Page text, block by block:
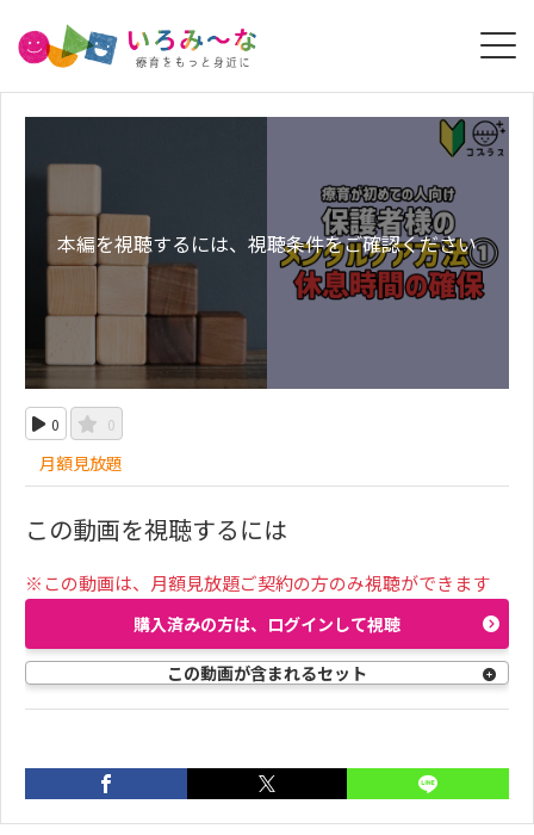
本編を視聴するには、視聴条件をご確認ください
0 0
月額見放題
この動画を視聴するには
※この動画は、月額見放題ご契約の方のみ視聴ができます
購入済みの方は、ログインして視聴
この動画が含まれるセット